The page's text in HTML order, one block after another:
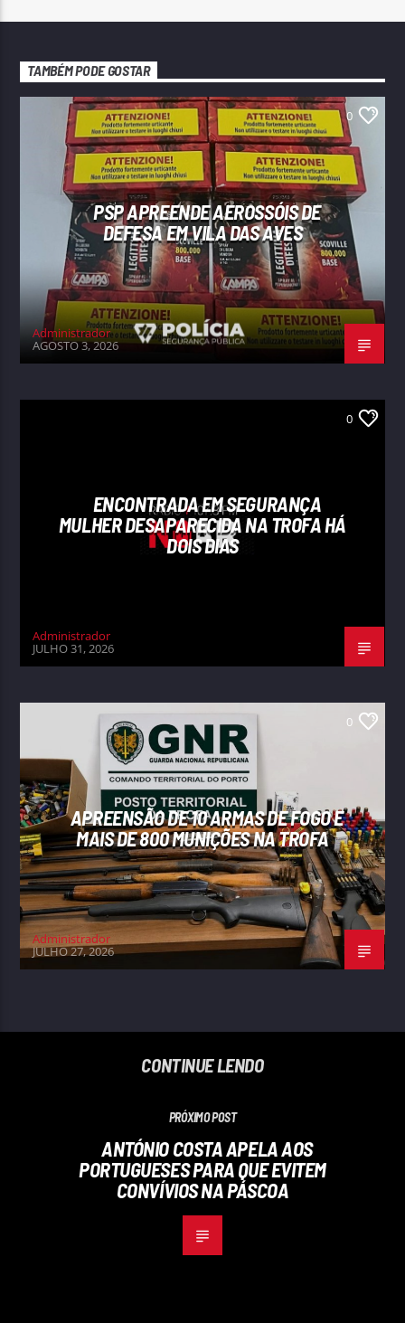
TAMBÉM PODE GOSTAR
0
PSP APREENDE AEROSSÓIS DE
DEFESA EM VILA DAS AVES
Administrador
AGOSTO 3, 2026
0
ENCONTRADA EM SEGURANÇA
MULHER DESAPARECIDA NA TROFA HÁ
DOIS DIAS
Administrador
JULHO 31, 2026
0
APREENSÃO DE 10 ARMAS DE FOGO E
MAIS DE 800 MUNIÇÕES NA TROFA
Administrador
JULHO 27, 2026
CONTINUE LENDO
PRÓXIMO POST
ANTÓNIO COSTA APELA AOS
PORTUGUESES PARA QUE EVITEM
CONVÍVIOS NA PÁSCOA